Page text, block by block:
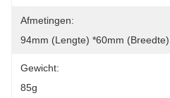
Afmetingen:
94mm (lengte) *60mm
Gewicht:
85g